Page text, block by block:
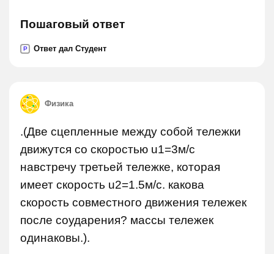
Пошаговый ответ
P Ответ дал Студент
Физика
.(Две сцепленные между собой тележки
движутся со скоростью u1=3м/с
навстречу третьей тележке, которая
имеет скорость u2=1.5м/с. какова
скорость совместного движения тележек
после соударения? массы тележек
одинаковы.).